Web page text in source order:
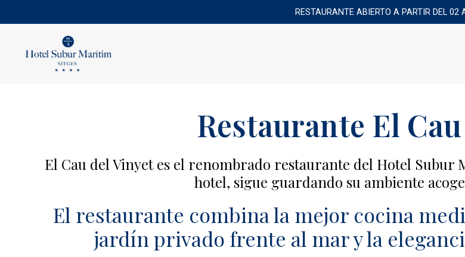
RESTAURANTE ABIERTO A PARTIR DEL 02
Restaurante El
El Cau del Vinyet es el renombrado restaurante del Hotel Subur
hotel, sigue guardando su ambiente
El restaurante combina la mejor cocina
jardín privado frente al mar y la